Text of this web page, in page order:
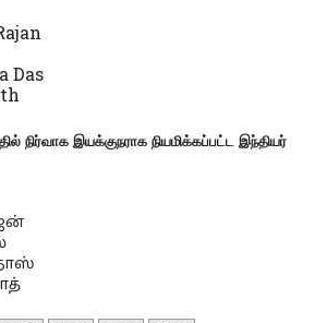
Das
நிர்வாக இயக்குநராக நியமிக்கப்பட்ட இந்தியர்